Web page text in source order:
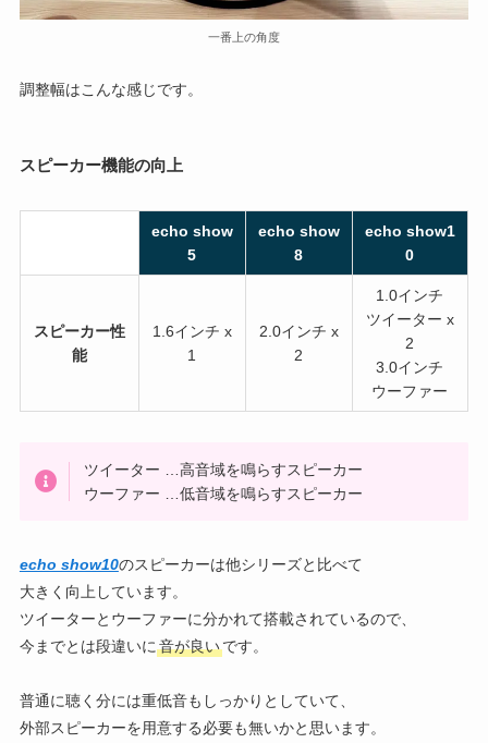
一番上の角度
調整幅はこんな感じです。
スピーカー機能の向上
echo show
5
echo show
8
echo show1
0
スピーカー性
能
1.6インチ x
1
2.0インチ x
2
1.0インチ
ツイーター x
2
3.0インチ
ウーファー
ツイーター …高音域を鳴らすスピーカー
ウーファー …低音域を鳴らすスピーカー
echo show10のスピーカーは他シリーズと比べて
大きく向上しています。
ツイーターとウーファーに分かれて搭載されているので、
今までとは段違いに 音が良いです。
普通に聴く分には重低音もしっかりとしていて、
外部スピーカーを用意する必要も無いかと思います。